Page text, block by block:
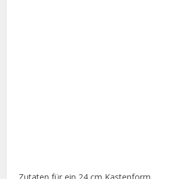
Zutaten für ein 24 cm Kastenform